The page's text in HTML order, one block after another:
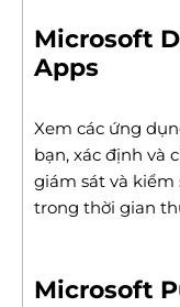
Microsoft
Apps
Xem các ứng
bạn, xác định và
giám sát và
trong thời gian
Microsoft